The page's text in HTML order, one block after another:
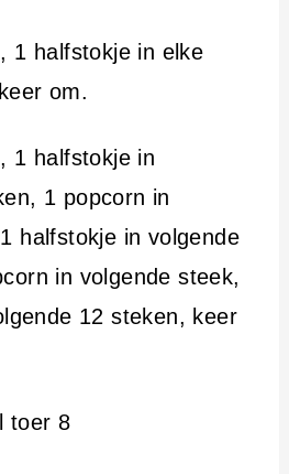
1 halfstokje in elke
om.
1 halfstokje in
1 popcorn in
halfstokje in volgende
in volgende steek,
12 steken, keer
toer 8